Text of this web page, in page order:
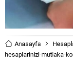
Anasayfa
hesaplarinizi-mutlaka-